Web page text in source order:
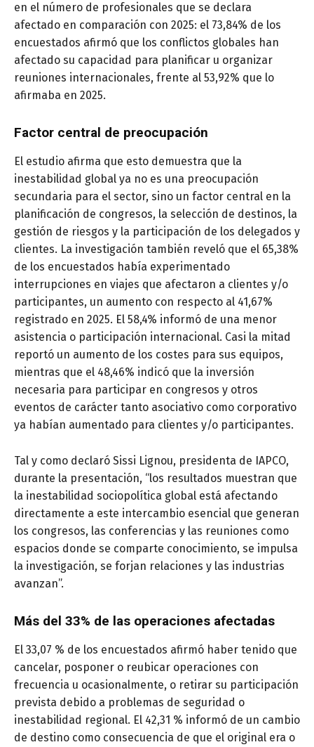
en el número de profesionales que se declara
afectado en comparación con 2025: el 73,84% de los
encuestados afirmó que los conflictos globales han
afectado su capacidad para planificar u organizar
reuniones internacionales, frente al 53,92% que lo
afirmaba en 2025.
Factor central de preocupación
El estudio afirma que esto demuestra que la
inestabilidad global ya no es una preocupación
secundaria para el sector, sino un factor central en la
planificación de congresos, la selección de destinos, la
gestión de riesgos y la participación de los delegados y
clientes. La investigación también reveló que el 65,38%
de los encuestados había experimentado
interrupciones en viajes que afectaron a clientes y/o
participantes, un aumento con respecto al 41,67%
registrado en 2025. El 58,4% informó de una menor
asistencia o participación internacional. Casi la mitad
reportó un aumento de los costes para sus equipos,
mientras que el 48,46% indicó que la inversión
necesaria para participar en congresos y otros
eventos de carácter tanto asociativo como corporativo
ya habían aumentado para clientes y/o participantes.
Tal y como declaró Sissi Lignou, presidenta de IAPCO,
durante la presentación, “los resultados muestran que
la inestabilidad sociopolítica global está afectando
directamente a este intercambio esencial que generan
los congresos, las conferencias y las reuniones como
espacios donde se comparte conocimiento, se impulsa
la investigación, se forjan relaciones y las industrias
avanzan”.
Más del 33% de las operaciones afectadas
El 33,07 % de los encuestados afirmó haber tenido que
cancelar, posponer o reubicar operaciones con
frecuencia u ocasionalmente, o retirar su participación
prevista debido a problemas de seguridad o
inestabilidad regional. El 42,31 % informó de un cambio
de destino como consecuencia de que el original era o